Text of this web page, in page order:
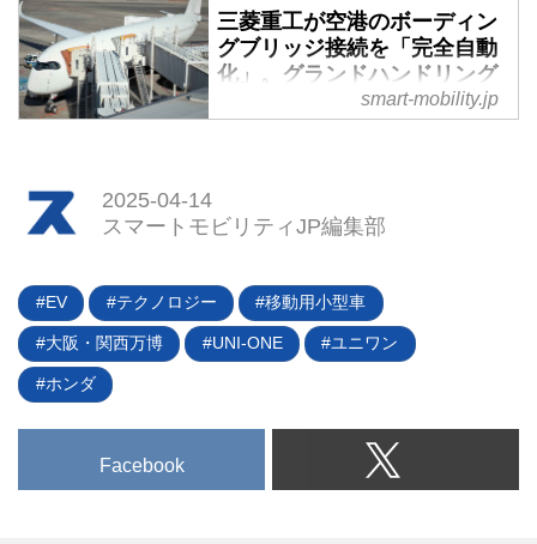
る商用第1号機の名称を「かざぶ
ね」に決定したと発表した。※実
際には宇宙ではなく成層圏までの
中国スタートアップ「PIX
Moving」と日本のITシステム大手
「TIS」が手を組んだことで始ま
った、自動運転ミニバス「Robo-
Bus」の事業。自動運転レベル4
の生産も開始。そう遠くない将来
うだ。
三菱重工が空港のボーディン
グブリッジ接続を「完全自動
化」。グランドハンドリング
の省力化に一歩前進 - スマー
トモビリティJP
ング（MHI-TC）は、旅客搭乗橋
港と共同開発し、日本航空が全面
協力している。
smart-mobility.jp
2025-04-14
スマートモビリティJP編集部
EV テクノロジー 移動用小型車
大阪・関西万博 UNI-ONE ユニワン
ホンダ
Facebook